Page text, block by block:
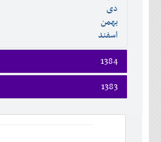
اسفند
دی
بهمن
اسفند
1384
فروردين
ارديبهشت
خرداد
1383
فروردين